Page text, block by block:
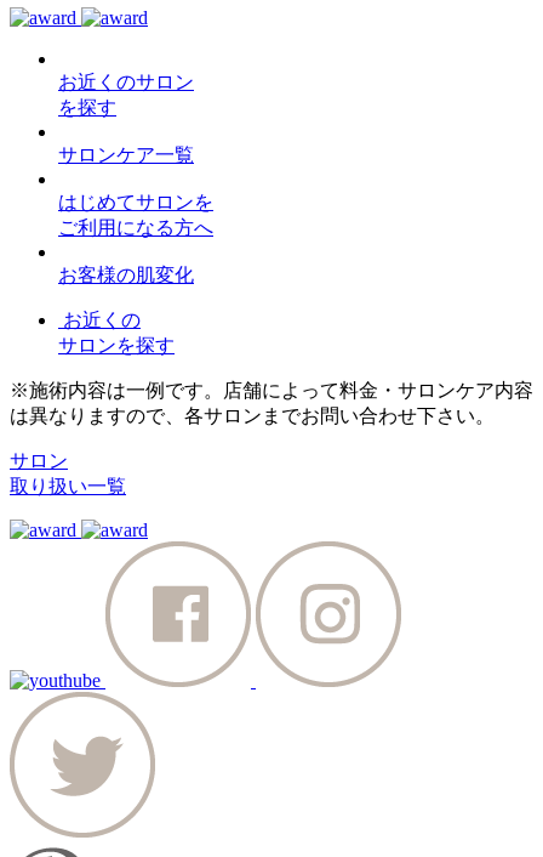
お近くのサロン
を探す
サロンケア一覧
はじめてサロンを
ご利用になる方へ
お客様の肌変化
お近くの
サロンを探す
※施術内容は一例です。店舗によって料金・サロンケア内容
は異なりますので、各サロンまでお問い合わせ下さい。
サロン
取り扱い一覧